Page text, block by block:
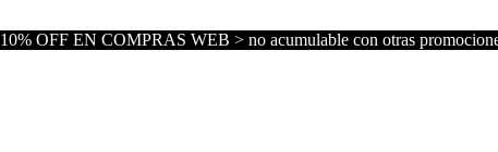
10% OFF EN COMPRAS WEB > no acumulable con otras